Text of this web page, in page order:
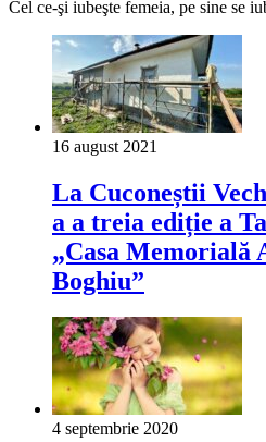
Cel ce-şi iubeşte femeia, pe sine se
16 august 2021
La Cuconeștii
a a treia ediție a
„Casa Memorială
Boghiu”
4 septembrie 2020